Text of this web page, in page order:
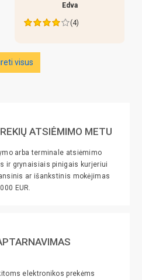
Edva
(4)
visus
ATSIĖMIMO METU
arba terminale atsiėmimo
ir grynaisiais pinigais kurjeriui
ar išankstinis mokėjimas
EUR.
elektronikos prekėms